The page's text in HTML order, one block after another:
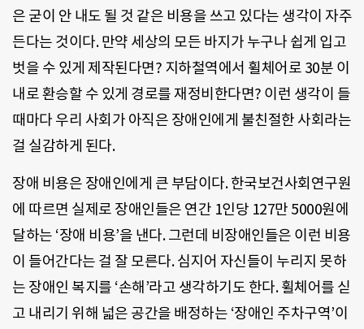
은 굳이 안 내도 될 것 같은 비용을 쓰고 있다는 생각이 자주
든다는 것이다. 만약 세상의 모든 바지가 누구나 쉽게 입고
벗을 수 있게 제작된다면? 지하철역에서 휠체어로 30분 이
내로 환승할 수 있게 경로를 재정비한다면? 이런 생각이 들
때마다 우리 사회가 아직은 장애인에게 불친절한 사회라는
걸 실감하게 된다.
장애 비용은 장애인에게 큰 부담이다. 한국보건사회연구원
에 따르면 실제로 장애인들은 연간 1인당 127만 5000원에
달하는 ‘장애 비용’을 낸다. 그런데 비장애인들은 이런 비용
이 들어간다는 걸 잘 모른다. 심지어 자신들이 누리지 못하
는 장애인 복지를 ‘손해’라고 생각하기도 한다. 휠체어를 싣
고 내리기 위해 넓은 공간을 배정하는 ‘장애인 주차구역’이